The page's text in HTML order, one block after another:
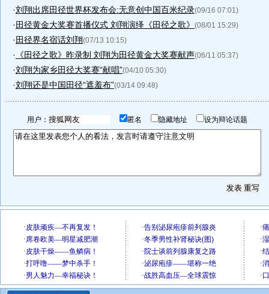
·刘翔出席田径世界杯发布会:无意创中国百米纪录(09/16 07:01)
· 田径黄金大奖赛首播仪式 刘翔演绎《田径之歌》 (08/01 15:29)
· 田径界名宿话刘翔(07/13 10:15)
· 《田径之歌》昨录制 刘翔为田径黄金大奖赛献声(06/11 05:37)
·刘翔为家乡田径大奖赛“献唱”(04/10 05:30)
·刘翔还是中国田径“遮羞布”(03/14 09:48)
用户： 匿名 隐藏地址 设为辩论话题